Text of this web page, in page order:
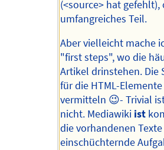
(<source> hat gefehlt),
umfangreiches Teil.
Aber vielleicht mache
"first steps", wo die
Artikel drinstehen. Die
für die HTML-
vermitteln 😉- Trivial
nicht. Mediawiki ist
die vorhandenen
einschüchternde